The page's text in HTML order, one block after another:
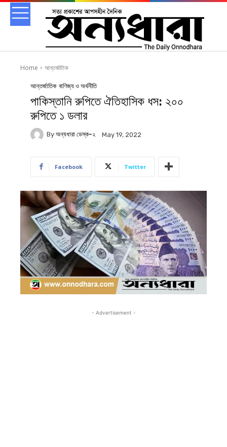
Home আন্তর্জাতিক
আন্তর্জাতিক বাণিজ্য ও অর্থনীতি
পাকিস্তানি রুপিতে ঐতিহাসিক ধস: ২০০
রুপিতে ১ ডলার
By অন্যধারা ডেস্ক-২ May 19, 2022
Facebook Twitter
- Advertisement -